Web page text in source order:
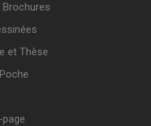
et Thèse